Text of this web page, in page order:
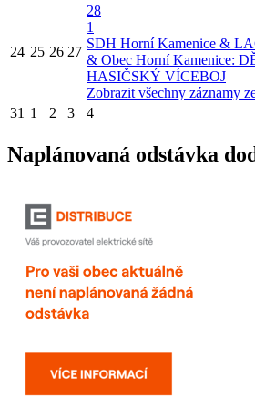
24 25 26 27
28
1
SDH Horní Kamenice &
& Obec Horní Kamenice:
HASIČSKÝ VÍCEBOJ
Zobrazit všechny záznamy
31 1 2 3 4
Naplánovaná odstávka